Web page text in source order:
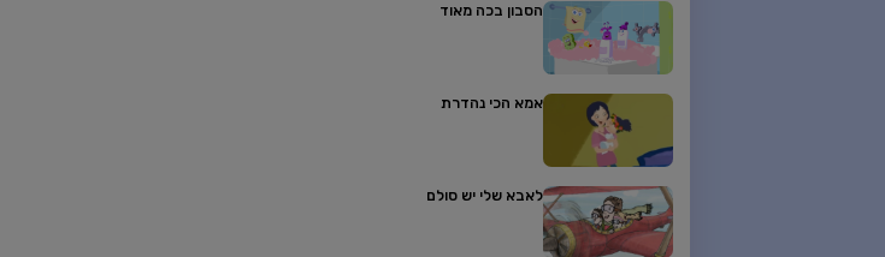
הסבון בכה מאוד
אמא הכי נהדרת
לאבא שלי יש סולם